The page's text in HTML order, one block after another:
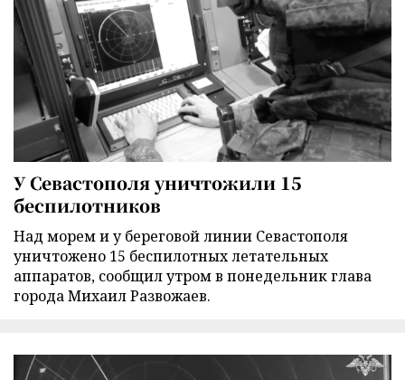
У Севастополя уничтожили 15
беспилотников
Над морем и у береговой линии Севастополя
уничтожено 15 беспилотных летательных
аппаратов, сообщил утром в понедельник глава
города Михаил Развожаев.